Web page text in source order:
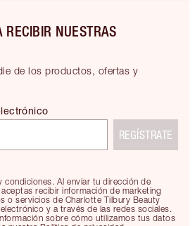
RECIBIR NUESTRAS
de los productos, ofertas y
condiciones. Al enviar tu dirección de
recibir información de marketing
o servicios de Charlotte Tilbury Beauty
y a través de las redes sociales.
sobre cómo utilizamos tus datos
REGÍSTRATE